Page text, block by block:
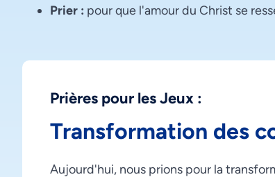
Prier : pour que l'amour du Christ se
Prières pour les Jeux :
Transformation des
Aujourd'hui, nous prions pour la